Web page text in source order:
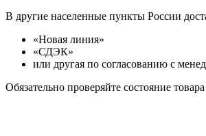
В другие населенные пункты России
«Новая линия»
«СДЭК»
или другая по согласованию с
Обязательно проверяйте состояние